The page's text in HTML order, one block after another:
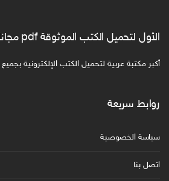
الأول لتحميل الكتب الموثوقة pdf مجانا
أكبر مكتبة عربية لتحميل الكتب الإلكترونية
روابط سريعة
سياسة الخصوصية
اتصل بنا